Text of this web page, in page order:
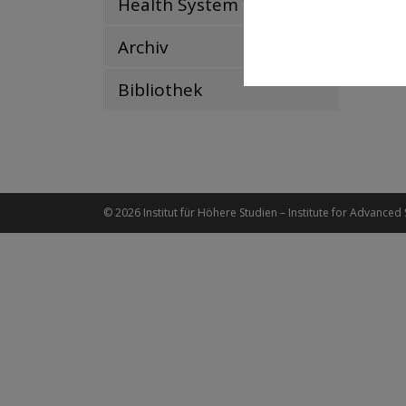
Health System Watch
Archiv
Bibliothek
© 2026 Institut für Höhere Studien – Institute for Advanced